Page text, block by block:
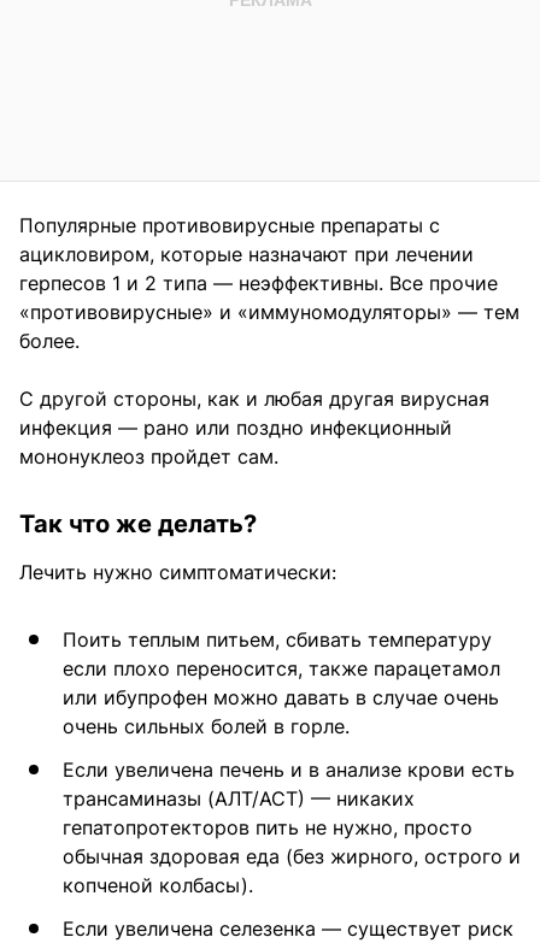
Популярные противовирусные препараты с
ацикловиром, которые назначают при лечении
герпесов 1 и 2 типа — неэффективны. Все прочие
«противовирусные» и «иммуномодуляторы» — тем
более.
С другой стороны, как и любая другая вирусная
инфекция — рано или поздно инфекционный
мононуклеоз пройдет сам.
Так что же делать?
Лечить нужно симптоматически:
Поить теплым питьем, сбивать температуру
если плохо переносится, также парацетамол
или ибупрофен можно давать в случае очень
очень сильных болей в горле.
Если увеличена печень и в анализе крови есть
трансаминазы (АЛТ/АСТ) — никаких
гепатопротекторов пить не нужно, просто
обычная здоровая еда (без жирного, острого и
копченой колбасы).
Если увеличена селезенка — существует риск